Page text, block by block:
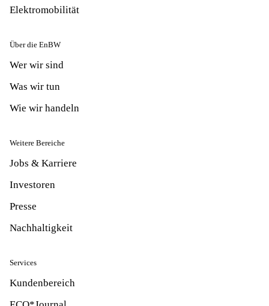
Elektromobilität
Über die EnBW
Wer wir sind
Was wir tun
Wie wir handeln
Weitere Bereiche
Jobs & Karriere
Investoren
Presse
Nachhaltigkeit
Services
Kundenbereich